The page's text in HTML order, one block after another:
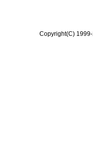
Copyright(C)